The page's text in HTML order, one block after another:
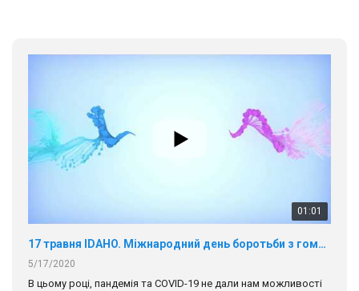
01:01
17 травня IDAHO. Міжнародний день боротьби з гомофобією трансфобією і біфобія.
5/17/2020
В цьому році, пандемія та COVІD-19 не дали нам можливості